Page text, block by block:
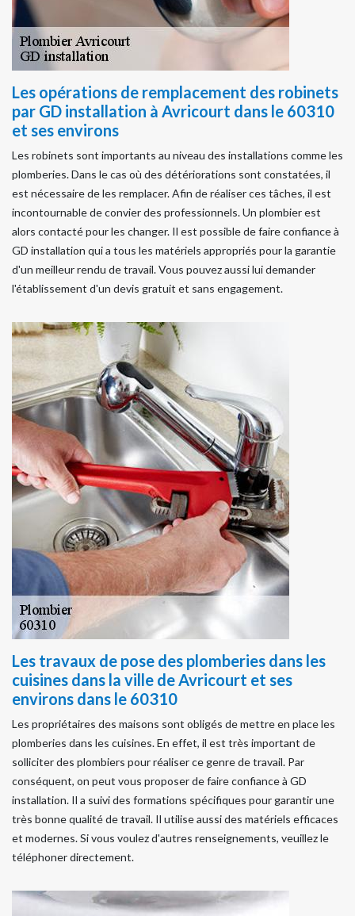
Les opérations de remplacement des robinets
par GD installation à Avricourt dans le 60310
et ses environs
Les robinets sont importants au niveau des installations comme les
plomberies. Dans le cas où des détériorations sont constatées, il
est nécessaire de les remplacer. Afin de réaliser ces tâches, il est
incontournable de convier des professionnels. Un plombier est
alors contacté pour les changer. Il est possible de faire confiance à
GD installation qui a tous les matériels appropriés pour la garantie
d'un meilleur rendu de travail. Vous pouvez aussi lui demander
l'établissement d'un devis gratuit et sans engagement.
Les travaux de pose des plomberies dans les
cuisines dans la ville de Avricourt et ses
environs dans le 60310
Les propriétaires des maisons sont obligés de mettre en place les
plomberies dans les cuisines. En effet, il est très important de
solliciter des plombiers pour réaliser ce genre de travail. Par
conséquent, on peut vous proposer de faire confiance à GD
installation. Il a suivi des formations spécifiques pour garantir une
très bonne qualité de travail. Il utilise aussi des matériels efficaces
et modernes. Si vous voulez d'autres renseignements, veuillez le
téléphoner directement.